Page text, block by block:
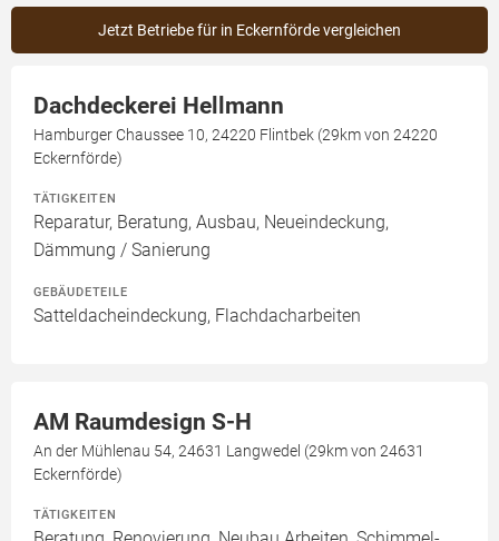
Jetzt Betriebe für in Eckernförde vergleichen
Dachdeckerei Hellmann
Hamburger Chaussee 10, 24220 Flintbek (29km von 24220
Eckernförde)
TÄTIGKEITEN
Reparatur, Beratung, Ausbau, Neueindeckung,
Dämmung / Sanierung
GEBÄUDETEILE
Satteldacheindeckung, Flachdacharbeiten
AM Raumdesign S-H
An der Mühlenau 54, 24631 Langwedel (29km von 24631
Eckernförde)
TÄTIGKEITEN